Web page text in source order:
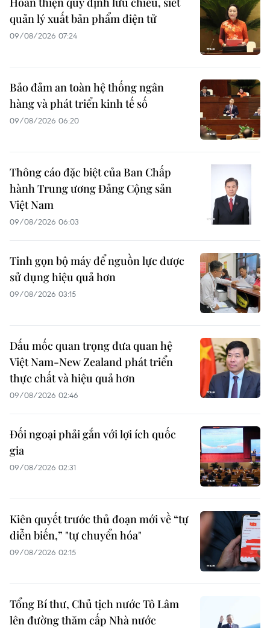
quản lý xuất bản phẩm điện tử
09/08/2026 07:24
Bảo đảm an toàn hệ thống ngân
hàng và phát triển kinh tế số
09/08/2026 06:20
Thông cáo đặc biệt của Ban Chấp
hành Trung ương Đảng Cộng sản
Việt Nam
09/08/2026 06:03
Tinh gọn bộ máy để nguồn lực được
sử dụng hiệu quả hơn
09/08/2026 03:15
Dấu mốc quan trọng đưa quan hệ
Việt Nam-New Zealand phát triển
thực chất và hiệu quả hơn
09/08/2026 02:46
Đối ngoại phải gắn với lợi ích quốc
gia
09/08/2026 02:31
Kiên quyết trước thủ đoạn mới về “tự
diễn biến,” "tự chuyển hóa"
09/08/2026 02:15
Tổng Bí thư, Chủ tịch nước Tô Lâm
lên đường thăm cấp Nhà nước